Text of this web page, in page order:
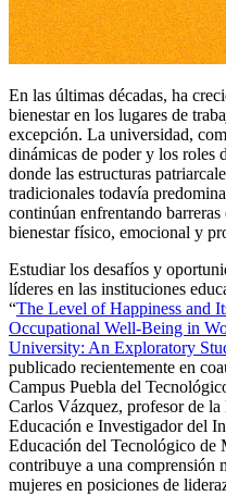
En las últimas décadas, ha
bienestar en los lugares de
excepción. La universidad,
dinámicas de poder y los roles
donde las estructuras
tradicionales todavía
continúan enfrentando
bienestar físico, emocional y
Estudiar los desafíos y
líderes en las instituciones
“The Level of Happiness and
Occupational Well-Being in
University: An Exploratory
publicado recientemente en
Campus Puebla del
Carlos Vázquez, profesor de la
Educación e Investigador del
Educación del Tecnológico de
contribuye a una comprensión
mujeres en posiciones de